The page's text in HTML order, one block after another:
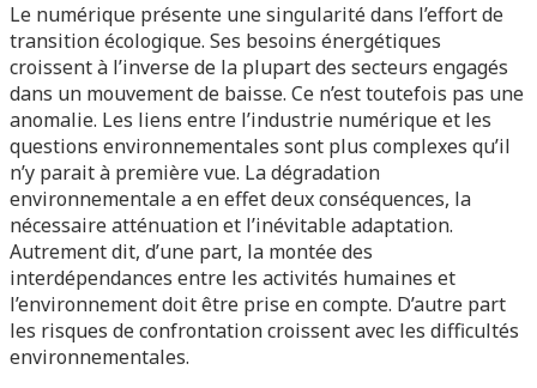
Le numérique présente une singularité dans l’effort de
transition écologique. Ses besoins énergétiques
croissent à l’inverse de la plupart des secteurs engagés
dans un mouvement de baisse. Ce n’est toutefois pas une
anomalie. Les liens entre l’industrie numérique et les
questions environnementales sont plus complexes qu’il
n’y parait à première vue. La dégradation
environnementale a en effet deux conséquences, la
nécessaire atténuation et l’inévitable adaptation.
Autrement dit, d’une part, la montée des
interdépendances entre les activités humaines et
l’environnement doit être prise en compte. D’autre part
les risques de confrontation croissent avec les difficultés
environnementales.